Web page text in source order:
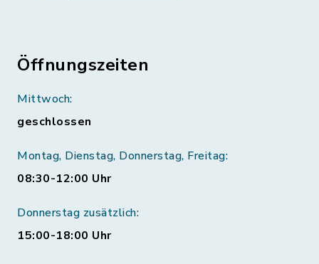
Öffnungszeiten
Mittwoch:
geschlossen
Montag, Dienstag, Donnerstag, Freitag:
08:30-12:00 Uhr
Donnerstag zusätzlich:
15:00-18:00 Uhr